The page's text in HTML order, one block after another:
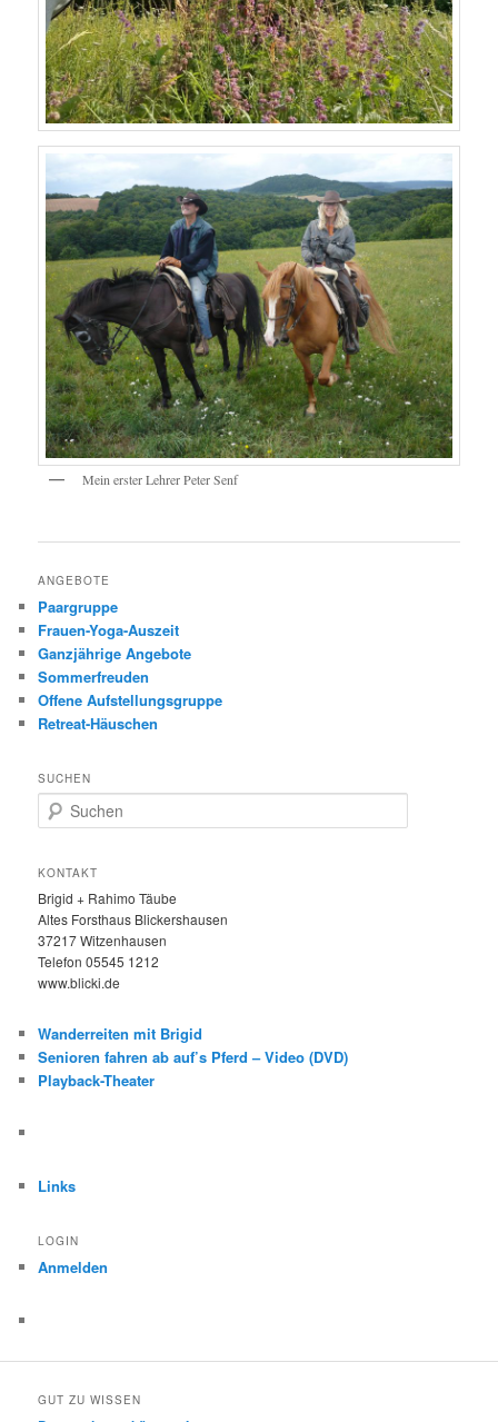
Mein erster Lehrer Peter Senf
ANGEBOTE
Paargruppe
Frauen-Yoga-Auszeit
Ganzjährige Angebote
Sommerfreuden
Offene Aufstellungsgruppe
Retreat-Häuschen
SUCHEN
u
h
n
KONTAKT
Brigid + Rahimo Täube
Altes Forsthaus Blickershausen
37217 Witzenhausen
Telefon 05545 1212
www.blicki.de
Wanderreiten mit Brigid
Senioren fahren ab auf’s Pferd – Video (DVD)
Playback-Theater
Links
LOGIN
Anmelden
GUT ZU WISSEN